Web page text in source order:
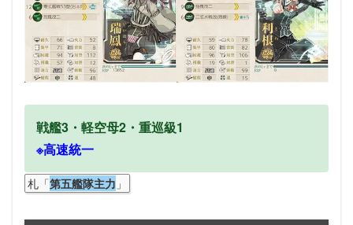
戦艦3・軽空母2・重巡級1
※高速統一
札「第五艦隊主力 」